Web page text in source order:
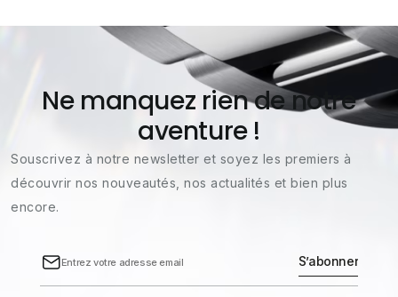
Ne manquez rien de notre
aventure !
Souscrivez à notre newsletter et soyez les premiers à
découvrir nos nouveautés, nos actualités et bien plus
encore.